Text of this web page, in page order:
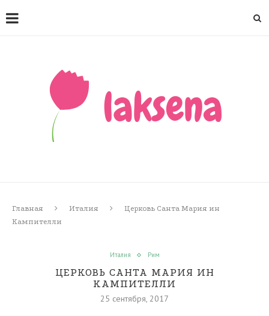
Главная Италия
Церковь Санта Мария ин
Кампителли
Италия Рим
ЦЕРКОВЬ САНТА МАРИЯ ИН
КАМПИТЕЛЛИ
25 сентября, 2017